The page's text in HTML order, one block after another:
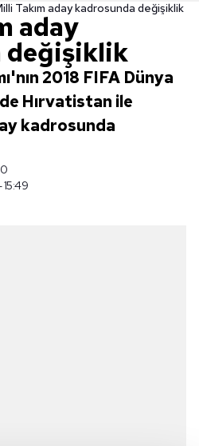
Takım aday kadrosunda değişiklik
aday
değişiklik
2018 FIFA Dünya
Hırvatistan ile
kadrosunda
15:49